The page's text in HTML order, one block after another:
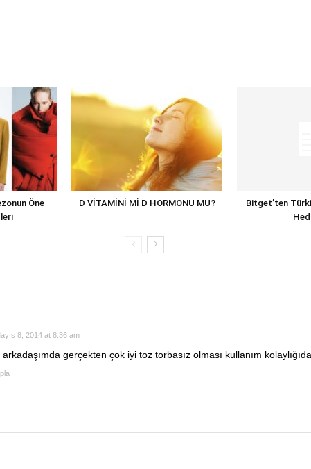
Öne
D VİTAMİNİ Mİ D HORMONU MU?
Bitget’ten
8, 2014 at 8:36 am
gerçekten çok iyi toz torbasız olması kullanım